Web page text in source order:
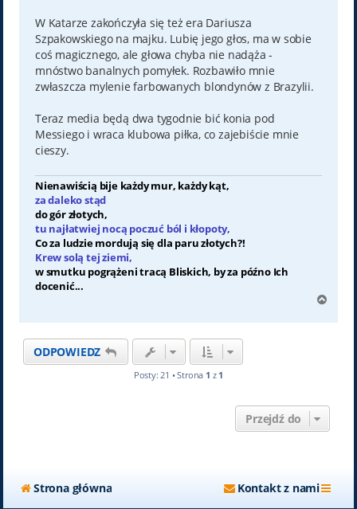
W Katarze zakończyła się też era Dariusza
Szpakowskiego na majku. Lubię jego głos, ma w sobie
coś magicznego, ale głowa chyba nie nadąża -
mnóstwo banalnych pomyłek. Rozbawiło mnie
zwłaszcza mylenie farbowanych blondynów z Brazylii.
Teraz media będą dwa tygodnie bić konia pod
Messiego i wraca klubowa piłka, co zajebiście mnie
cieszy.
Nienawiścią bije każdy mur, każdy kąt,
za daleko stąd
do gór złotych,
tu najłatwiej nocą poczuć ból i kłopoty,
Co za ludzie mordują się dla paru złotych?!
Krew solą tej ziemi,
w smutku pogrążeni tracą Bliskich, by za późno Ich
docenić...
g
ODPOWIEDZ
Posty: 21 • Strona 1 z 1
Przejdź do
Strona główna Kontakt z nami